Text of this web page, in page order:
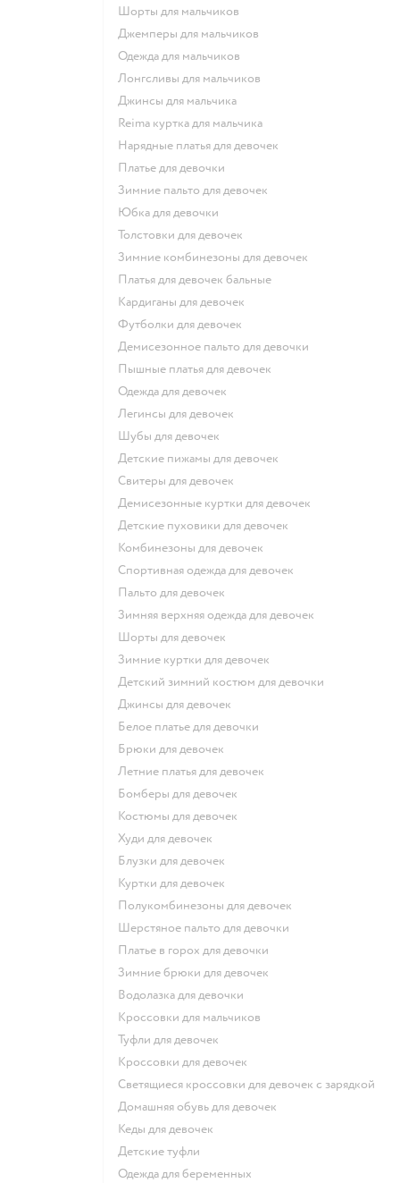
Шорты для мальчиков
Джемперы для мальчиков
Одежда для мальчиков
Лонгсливы для мальчиков
Джинсы для мальчика
Reima куртка для мальчика
Нарядные платья для девочек
Платье для девочки
Зимние пальто для девочек
Юбка для девочки
Толстовки для девочек
Зимние комбинезоны для девочек
Платья для девочек бальные
Кардиганы для девочек
Футболки для девочек
Демисезонное пальто для девочки
Пышные платья для девочек
Одежда для девочек
Легинсы для девочек
Шубы для девочек
Детские пижамы для девочек
Свитеры для девочек
Демисезонные куртки для девочек
Детские пуховики для девочек
Комбинезоны для девочек
Спортивная одежда для девочек
Пальто для девочек
Зимняя верхняя одежда для девочек
Шорты для девочек
Зимние куртки для девочек
Детский зимний костюм для девочки
Джинсы для девочек
Белое платье для девочки
Брюки для девочек
Летние платья для девочек
Бомберы для девочек
Костюмы для девочек
Худи для девочек
Блузки для девочек
Куртки для девочек
Полукомбинезоны для девочек
Шерстяное пальто для девочки
Платье в горох для девочки
Зимние брюки для девочек
Водолазка для девочки
Кроссовки для мальчиков
Туфли для девочек
Кроссовки для девочек
Светящиеся кроссовки для девочек с зарядкой
Домашняя обувь для девочек
Кеды для девочек
Детские туфли
Одежда для беременных